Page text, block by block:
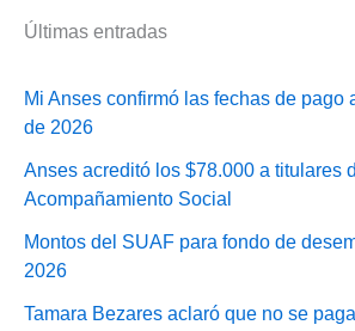
Últimas entradas
Mi Anses confirmó las fechas de pago
de 2026
Anses acreditó los $78.000 a titulares
Acompañamiento Social
Montos del SUAF para fondo de
2026
Tamara Bezares aclaró que no se